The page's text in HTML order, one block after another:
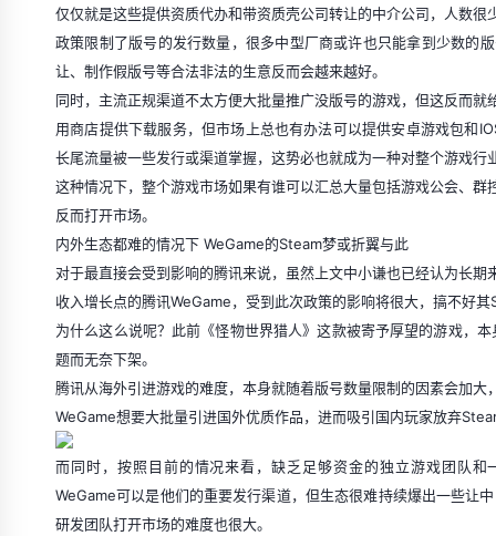
仅仅就是这些提供资质代办和带资质壳公司转让的中介公司，人数很
政策限制了版号的发行数量，很多中型厂商或许也只能拿到少数的
让、制作假版号等合法非法的生意反而会越来越好。
同时，主流正规渠道不太方便大批量推广没版号的游戏，但这反而
用商店提供下载服务，但市场上总也有办法可以提供安卓游戏包和
长尾流量被一些发行或渠道掌握，这势必也就成为一种对整个游戏行
这种情况下，整个游戏市场如果有谁可以汇总大量包括游戏公会、
反而打开市场。
内外生态都难的情况下 WeGame的Steam梦或折翼与此
对于最直接会受到影响的腾讯来说，虽然上文中小谦也已经认为长
收入增长点的腾讯WeGame，受到此次政策的影响将很大，搞不好
为什么这么说呢？此前《怪物世界猎人》这款被寄予厚望的游戏，
题而无奈下架。
腾讯从海外引进游戏的难度，本身就随着版号数量限制的因素会加
WeGame想要大批量引进国外优质作品，进而吸引国内玩家放弃
而同时，按照目前的情况来看，缺乏足够资金的独立游戏团队
WeGame可以是他们的重要发行渠道，但生态很难持续爆出一些让
研发团队打开市场的难度也很大。